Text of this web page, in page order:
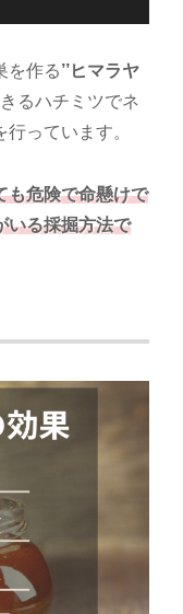
を作る’’ヒマラヤ
るハチミツでネ
っています。
も危険で命懸けで
いる採掘方法で